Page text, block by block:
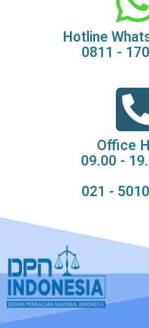
Hotline
0811 -
Office
09.00 -
021 -